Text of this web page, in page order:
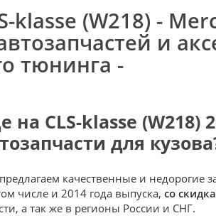
klasse (W218) -
и
тюнинга -
на CLS-klasse (W218)
для
качественные и недорогие
числе и 2014 года выпуска, со
а так же в регионы России и СНГ.